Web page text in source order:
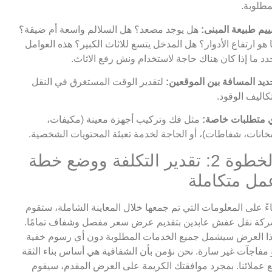
طبيعة المبنى: هل يوجد مصعد؟ هل السلالم واسعة أم ضيقة؟
هو ارتفاع الأدوار؟ هل المدخل يتسع للاثاث الكبير؟ هذه العوامل
ما إذا كان هناك حاجة لاستخدام ونش رفع الاثاث.
المسافة بين الموقعين: لتقدير الوقت المستغرق في النقل
الوقود.
متطلبات خاصة: مثل فك وتركيب أجهزة معينة (مكيفات،
شفاطات)، أو الحاجة لخدمة تعبئة المحتويات الشخصية.
الخطوة 2: تقدير التكلفة ووضع خطة
متكاملة
على المعلومات التي تم جمعها خلال المعاينة الشاملة، ستقوم
نقل عفش عابدين بتقديم عرض سعر مفصل وشفاف تمامًا.
العرض سيشمل جميع الخدمات المطلوبة دون أي رسوم خفية
مفاجآت غير سارة. نحن نؤمن بأن الشفافية هي أساس بناء الثقة
عملائنا. بمجرد موافقتك الكريمة على العرض المقدم، سيقوم